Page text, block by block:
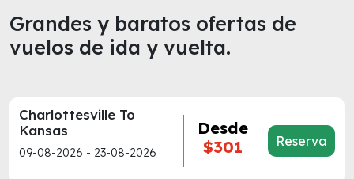
Grandes y baratos ofertas de
vuelos de ida y vuelta.
Charlottesville To
Kansas
09-08-2026 - 23-08-2026
Desde
$301
Reserva